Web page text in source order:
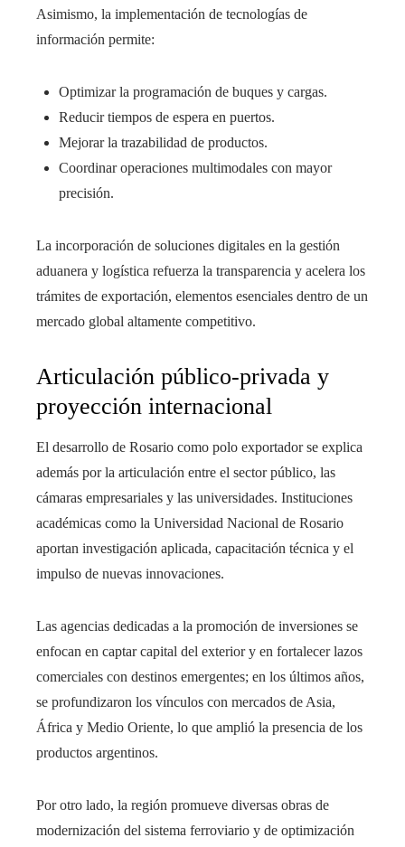
Asimismo, la implementación de tecnologías de
información permite:
Optimizar la programación de buques y cargas.
Reducir tiempos de espera en puertos.
Mejorar la trazabilidad de productos.
Coordinar operaciones multimodales con mayor
precisión.
La incorporación de soluciones digitales en la gestión
aduanera y logística refuerza la transparencia y acelera los
trámites de exportación, elementos esenciales dentro de un
mercado global altamente competitivo.
Articulación público-privada y
proyección internacional
El desarrollo de Rosario como polo exportador se explica
además por la articulación entre el sector público, las
cámaras empresariales y las universidades. Instituciones
académicas como la Universidad Nacional de Rosario
aportan investigación aplicada, capacitación técnica y el
impulso de nuevas innovaciones.
Las agencias dedicadas a la promoción de inversiones se
enfocan en captar capital del exterior y en fortalecer lazos
comerciales con destinos emergentes; en los últimos años,
se profundizaron los vínculos con mercados de Asia,
África y Medio Oriente, lo que amplió la presencia de los
productos argentinos.
Por otro lado, la región promueve diversas obras de
modernización del sistema ferroviario y de optimización